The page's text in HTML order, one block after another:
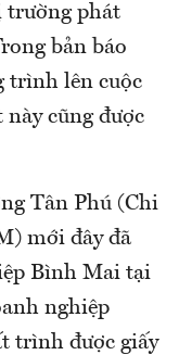
trường phát
bản báo
trình lên cuộc
cũng được
Tân Phú (Chi
mới đây đã
Bình Mai tại
nghiệp
trình được giấy